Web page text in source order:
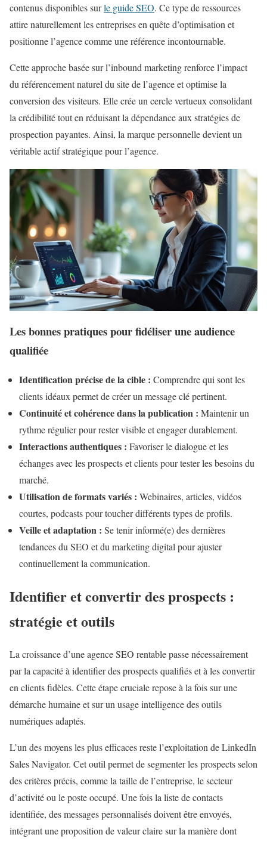
contenus disponibles surle guide SEO. Ce type de ressources
attire naturellement les entreprises en quête d’optimisation et
positionne l’agence comme une référence incontournable.
Cette approche basée sur l’inbound marketing renforce l’impact
du référencement naturel du site de l’agence et optimise la
conversion des visiteurs. Elle crée un cercle vertueux consolidant
la crédibilité tout en réduisant la dépendance aux stratégies de
prospection payantes. Ainsi, la marque personnelle devient un
véritable actif stratégique pour l’agence.
Les bonnes pratiques pour fidéliser une audience
qualifiée
Identification précise de la cible : Comprendre qui sont les
clients idéaux permet de créer un message clé pertinent.
Continuité et cohérence dans la publication : Maintenir un
rythme régulier pour rester visible et engager durablement.
Interactions authentiques : Favoriser le dialogue et les
échanges avec les prospects et clients pour tester les besoins du
marché.
Utilisation de formats variés : Webinaires, articles, vidéos
courtes, podcasts pour toucher différents types de profils.
Veille et adaptation : Se tenir informé(e) des dernières
tendances du SEO et du marketing digital pour ajuster
continuellement la communication.
Identifier et convertir des prospects :
stratégie et outils
La croissance d’une agence SEO rentable passe nécessairement
par la capacité à identifier des prospects qualifiés et à les convertir
en clients fidèles. Cette étape cruciale repose à la fois sur une
démarche humaine et sur un usage intelligence des outils
numériques adaptés.
L’un des moyens les plus efficaces reste l’exploitation de LinkedIn
Sales Navigator. Cet outil permet de segmenter les prospects selon
des critères précis, comme la taille de l’entreprise, le secteur
d’activité ou le poste occupé. Une fois la liste de contacts
identifiée, des messages personnalisés doivent être envoyés,
intégrant une proposition de valeur claire sur la manière dont